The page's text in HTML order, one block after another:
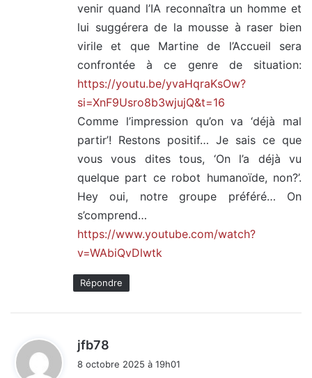
venir quand l’IA reconnaîtra un homme et
lui suggérera de la mousse à raser bien
virile et que Martine de l’Accueil sera
confrontée à ce genre de situation:
https://youtu.be/yvaHqraKsOw?
si=XnF9Usro8b3wjujQ&t=16
Comme l’impression qu’on va ‘déjà mal
partir’! Restons positif… Je sais ce que
vous vous dites tous, ‘On l’a déjà vu
quelque part ce robot humanoïde, non?’.
Hey oui, notre groupe préféré… On
s’comprend…
https://www.youtube.com/watch?
v=WAbiQvDlwtk
Répondre
jfb78
8 octobre 2025 à 19h01